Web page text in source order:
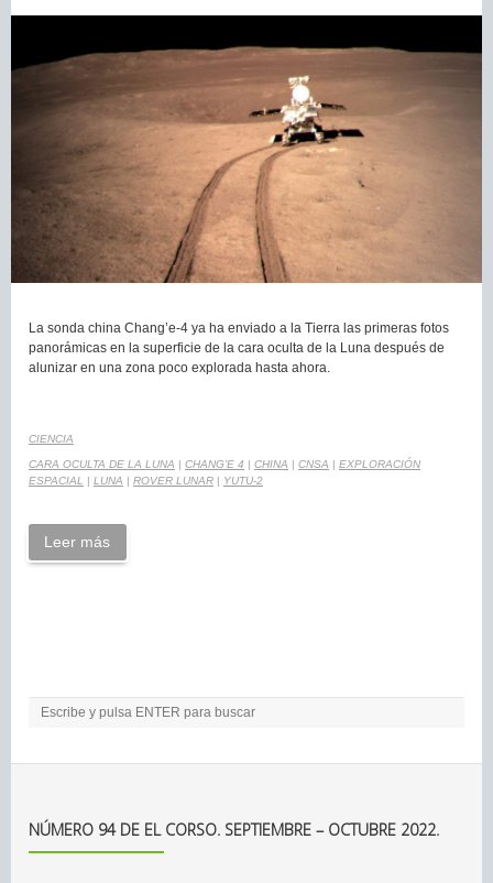
La sonda china Chang’e-4 ya ha enviado a la Tierra las primeras fotos
panorámicas en la superficie de la cara oculta de la Luna después de
alunizar en una zona poco explorada hasta ahora.
CIENCIA
CARA OCULTA DE LA LUNA CHANG'E 4 CHINA CNSA
EXPLORACIÓN
ESPACIAL
LUNA ROVER LUNAR YUTU-2
Leer más
NÚMERO 94 DE EL CORSO. SEPTIEMBRE – OCTUBRE 2022.